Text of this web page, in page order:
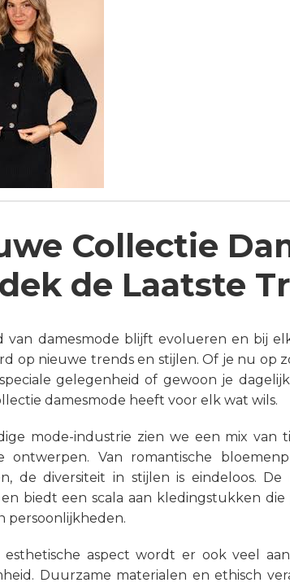
Collectie
de Laatste
van damesmode blijft evolueren en bij
op nieuwe trends en stijlen. Of je nu op
gelegenheid of gewoon je
damesmode heeft voor elk wat wils.
mode-industrie zien we een mix van
ontwerpen. Van romantische
de diversiteit in stijlen is eindeloos.
biedt een scala aan kledingstukken
persoonlijkheden.
esthetische aspect wordt er ook veel
Duurzame materialen en ethisch